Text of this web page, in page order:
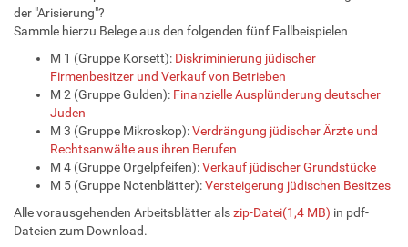
der "Arisierung"?
Sammle hierzu Belege aus den folgenden fünf Fallbeispielen
M 1 (Gruppe Korsett): Diskriminierung jüdischer
Firmenbesitzer und Verkauf von Betrieben
M 2 (Gruppe Gulden): Finanzielle Ausplünderung deutscher
Juden
M 3 (Gruppe Mikroskop):Verdrängung jüdischer Ärzte und
Rechtsanwälte aus ihren Berufen
M 4 (Gruppe Orgelpfeifen):Verkauf jüdischer Grundstücke
M 5 (Gruppe Notenblätter):Versteigerung jüdischen Besitzes
Alle vorausgehenden Arbeitsblätter alszip-Datei(1,4 MB) in pdf-
Dateien zum Download.